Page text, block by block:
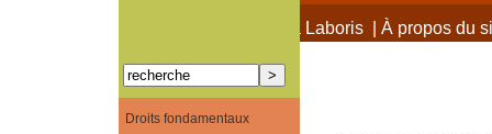
À propos de Terra Laboris| À propos du
Droits fondamentaux